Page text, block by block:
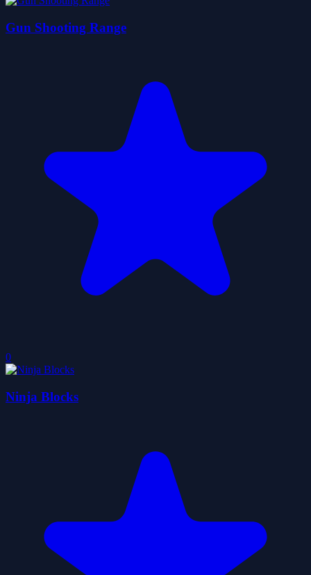
Gun Shooting Range
0
Ninja Blocks